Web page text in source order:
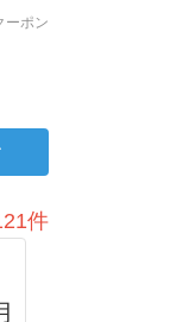
ーポン
件